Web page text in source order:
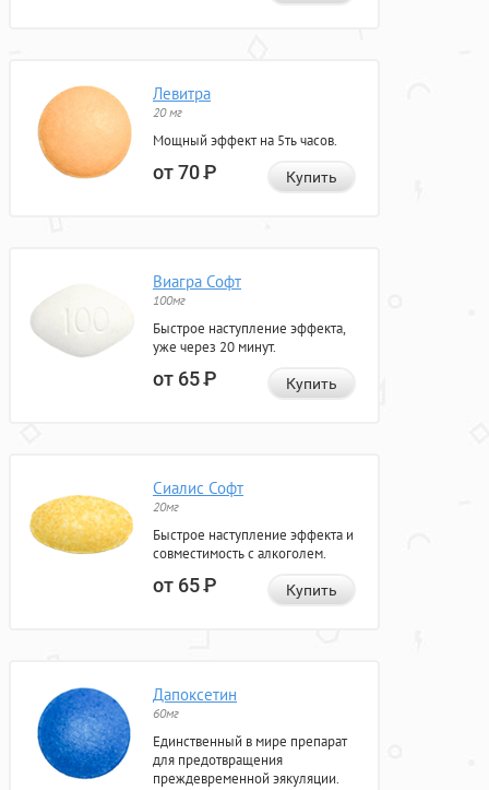
Левитра
20 мг
Мощный эффект на 5ть часов.
от 70Р Купить
Виагра Софт
100мг
Быстрое наступление эффекта,
уже через 20 минут.
от 65Р Купить
Сиалис Софт
20мг
Быстрое наступление эффекта и
совместимость с алкоголем.
от 65Р Купить
Дапоксетин
60мг
Единственный в мире препарат
для предотвращения
преждевременной эякуляции.